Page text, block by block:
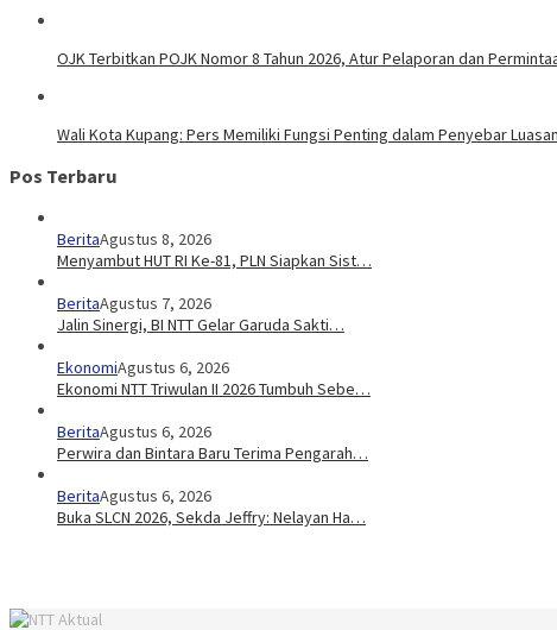
OJK Terbitkan POJK Nomor 8 Tahun 2026, Atur Pelaporan dan
Wali Kota Kupang: Pers Memiliki Fungsi Penting dalam Penyebar
Pos Terbaru
BeritaAgustus 8, 2026
Menyambut HUT RI Ke-81, PLN Siapkan Sist…
BeritaAgustus 7, 2026
Jalin Sinergi, BI NTT Gelar Garuda Sakti…
EkonomiAgustus 6, 2026
Ekonomi NTT Triwulan II 2026 Tumbuh Sebe…
BeritaAgustus 6, 2026
Perwira dan Bintara Baru Terima Pengarah…
BeritaAgustus 6, 2026
Buka SLCN 2026, Sekda Jeffry: Nelayan Ha…